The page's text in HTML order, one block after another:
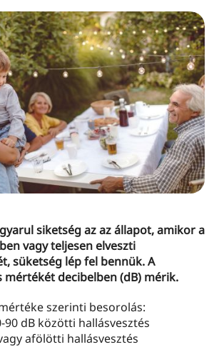
siketség az az állapot, amikor a
vagy teljesen elveszti
süketség lép fel bennük. A
mértékét decibelben (dB) mérik.
szerinti besorolás:
90 dB közötti hallásvesztés
afölötti hallásvesztés